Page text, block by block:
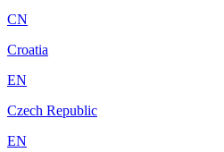
CN
Croatia
EN
Czech Republic
EN